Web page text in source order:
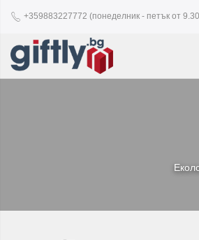
+359883227772 (понеделник - петък от